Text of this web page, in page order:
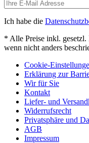
Ich habe die
* Alle Preise inkl. gesetzl.
wenn nicht anders
Cookie-
Erklärung zur
Wir für Sie
Kontakt
Liefer- und
Widerrufsrecht
Privatsphäre und
AGB
Impressum